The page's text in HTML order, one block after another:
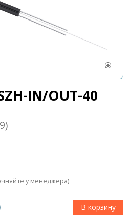
IN/OUT-40
у менеджера)